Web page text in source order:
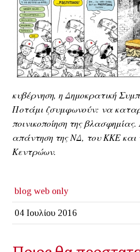
κυβέρνηση, η Δημοκρατική
Ποτάμι ζσυμφωνούν: να
ποινικοποίηση της
απάντηση της ΝΔ, του ΚΚΕ και
Κεντρώων.
blog web only
04 Ιουλίου 2016